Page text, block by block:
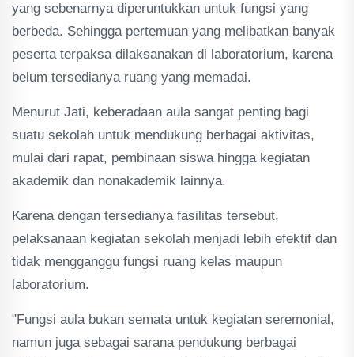
yang sebenarnya diperuntukkan untuk fungsi yang
berbeda. Sehingga pertemuan yang melibatkan banyak
peserta terpaksa dilaksanakan di laboratorium, karena
belum tersedianya ruang yang memadai.
Menurut Jati, keberadaan aula sangat penting bagi
suatu sekolah untuk mendukung berbagai aktivitas,
mulai dari rapat, pembinaan siswa hingga kegiatan
akademik dan nonakademik lainnya.
Karena dengan tersedianya fasilitas tersebut,
pelaksanaan kegiatan sekolah menjadi lebih efektif dan
tidak mengganggu fungsi ruang kelas maupun
laboratorium.
"Fungsi aula bukan semata untuk kegiatan seremonial,
namun juga sebagai sarana pendukung berbagai